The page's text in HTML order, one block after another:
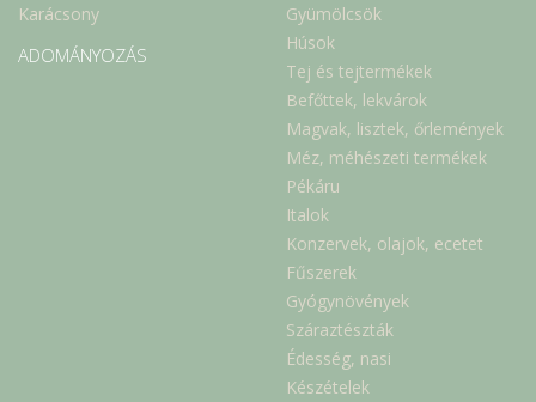
Karácsony
ADOMÁNYOZÁS
Gyümölcsök
Húsok
Tej és tejtermékek
Befőttek, lekvárok
Magvak, lisztek, őrlemények
Méz, méhészeti termékek
Pékáru
Italok
Konzervek, olajok, ecetet
Fűszerek
Gyógynövények
Száraztészták
Édesség, nasi
Készételek